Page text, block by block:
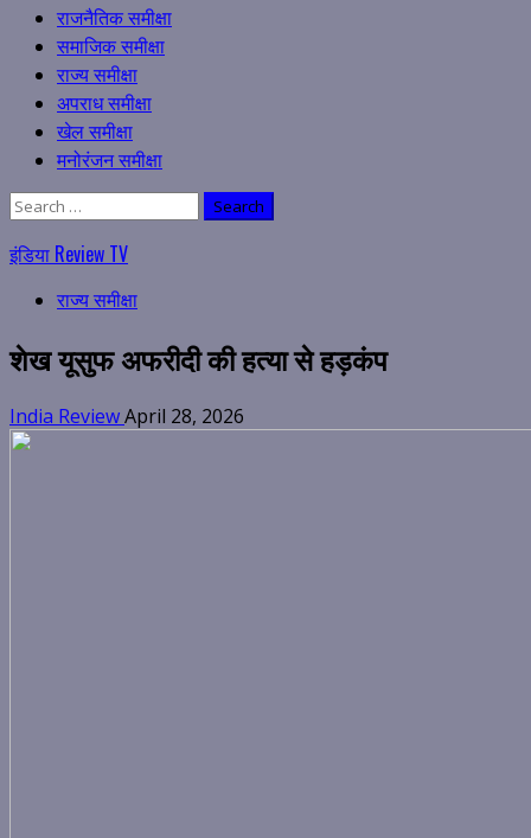
Primary
Menu
राजनैतिक समीक्षा
समाजिक समीक्षा
राज्य समीक्षा
अपराध समीक्षा
खेल समीक्षा
मनोरंजन समीक्षा
Search
इंडिया Review TV
राज्य समीक्षा
शेख यूसुफ अफरीदी की हत्या से हड़कंप
India ReviewApril 28, 2026